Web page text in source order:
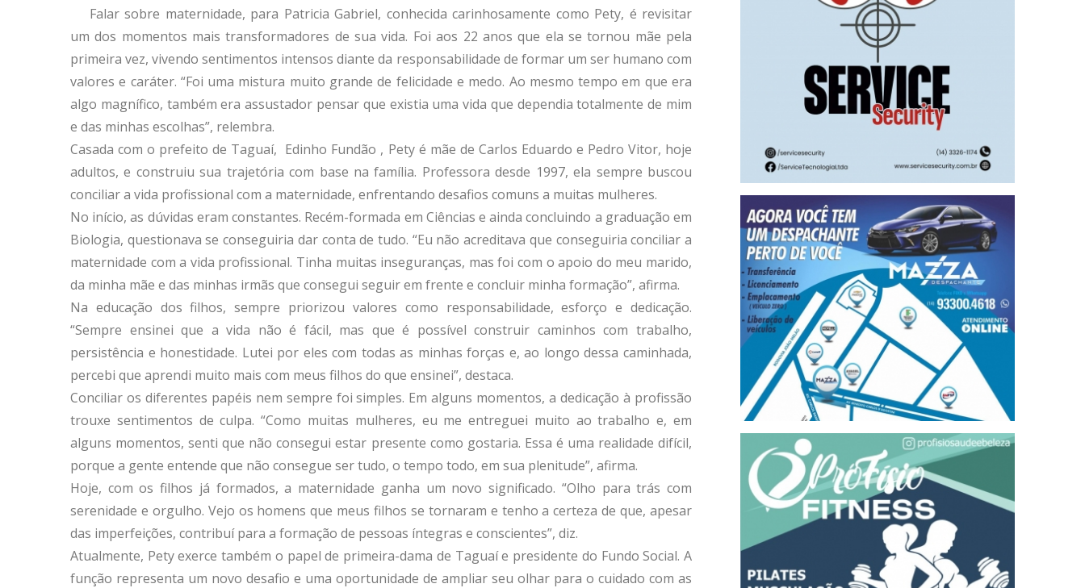
Falar sobre maternidade, para Patricia Gabriel, conhecida carinhosamente como Pety, é revisitar
um dos momentos mais transformadores de sua vida. Foi aos 22 anos que ela se tornou mãe pela
primeira vez, vivendo sentimentos intensos diante da responsabilidade de formar um ser humano com
valores e caráter. “Foi uma mistura muito grande de felicidade e medo. Ao mesmo tempo em que era
algo magnífico, também era assustador pensar que existia uma vida que dependia totalmente de mim
e das minhas escolhas”, relembra.
Casada com o prefeito de Taguaí, Edinho Fundão , Pety é mãe de Carlos Eduardo e Pedro Vitor, hoje
adultos, e construiu sua trajetória com base na família. Professora desde 1997, ela sempre buscou
conciliar a vida profissional com a maternidade, enfrentando desafios comuns a muitas mulheres.
No início, as dúvidas eram constantes. Recém-formada em Ciências e ainda concluindo a graduação em
Biologia, questionava se conseguiria dar conta de tudo. “Eu não acreditava que conseguiria conciliar a
maternidade com a vida profissional. Tinha muitas inseguranças, mas foi com o apoio do meu marido,
da minha mãe e das minhas irmãs que consegui seguir em frente e concluir minha formação”, afirma.
Na educação dos filhos, sempre priorizou valores como responsabilidade, esforço e dedicação.
“Sempre ensinei que a vida não é fácil, mas que é possível construir caminhos com trabalho,
persistência e honestidade. Lutei por eles com todas as minhas forças e, ao longo dessa caminhada,
percebi que aprendi muito mais com meus filhos do que ensinei”, destaca.
Conciliar os diferentes papéis nem sempre foi simples. Em alguns momentos, a dedicação à profissão
trouxe sentimentos de culpa. “Como muitas mulheres, eu me entreguei muito ao trabalho e, em
alguns momentos, senti que não consegui estar presente como gostaria. Essa é uma realidade difícil,
porque a gente entende que não consegue ser tudo, o tempo todo, em sua plenitude”, afirma.
Hoje, com os filhos já formados, a maternidade ganha um novo significado. “Olho para trás com
serenidade e orgulho. Vejo os homens que meus filhos se tornaram e tenho a certeza de que, apesar
das imperfeições, contribuí para a formação de pessoas íntegras e conscientes”, diz.
Atualmente, Pety exerce também o papel de primeira-dama de Taguaí e presidente do Fundo Social. A
função representa um novo desafio e uma oportunidade de ampliar seu olhar para o cuidado com as